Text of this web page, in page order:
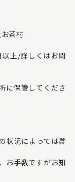
茶村
上/詳しくはお問
に保管してくださ
状況によっては賞
お手数ですがお知